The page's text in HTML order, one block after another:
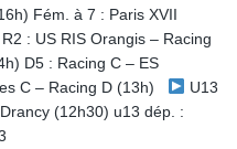
Fém. à 7 : Paris XVII
: US RIS Orangis – Racing
D5 : Racing C – ES
C – Racing D (13h)
U13
(12h30) u13 dép. :